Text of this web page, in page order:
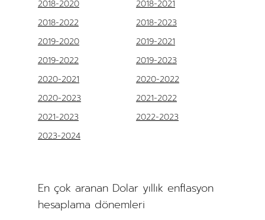
2018-2020
2018-2021
2018-2022
2018-2023
2019-2020
2019-2021
2019-2022
2019-2023
2020-2021
2020-2022
2020-2023
2021-2022
2021-2023
2022-2023
2023-2024
En çok aranan Dolar yıllık enflasyon
hesaplama dönemleri